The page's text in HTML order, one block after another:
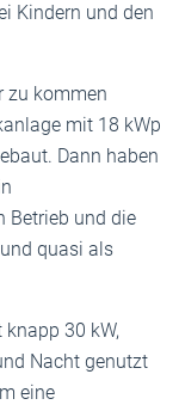
Kindern und den
zu kommen
mit 18 kWp
Dann haben
Betrieb und die
quasi als
30 kW,
Nacht genutzt
eine